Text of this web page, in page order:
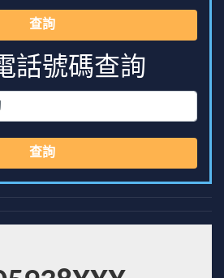
查詢
話號碼查詢
查詢